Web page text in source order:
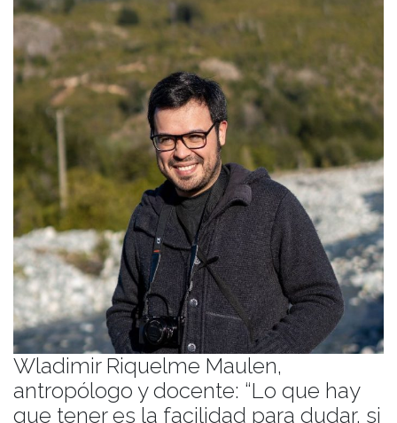
Wladimir Riquelme Maulen,
antropólogo y docente: “Lo que hay
que tener es la facilidad para dudar, si